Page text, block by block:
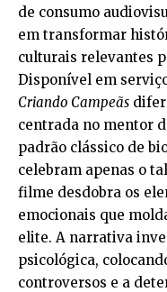
de consumo
em transformar
culturais relevantes
Disponível em
Criando Campeãs
centrada no mentor
padrão clássico de
celebram apenas o
filme desdobra os
emocionais que
elite. A narrativa
psicológica,
controversos e a